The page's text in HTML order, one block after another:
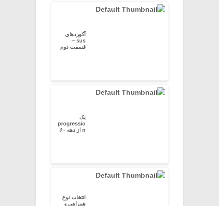
آکوردهای
sus –
قسمت دوم
یک
progressio
n از دهه ۶۰
انتخاب نوع
همراهی و